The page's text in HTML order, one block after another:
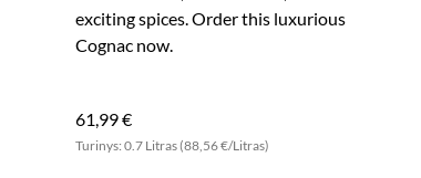
exciting spices. Order this luxurious
Cognac now.
61,99 €
Turinys: 0.7 Litras (88,56 €/Litras)